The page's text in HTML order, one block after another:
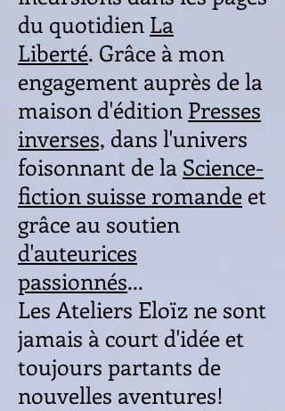
du quotidien La
Liberté. Grâce à mon
engagement auprès de la
maison d'édition Presses
inverses, dans l'univers
foisonnant de la Science-
fiction suisse romande et
grâce au soutien
d'auteurices
passionnés...
Les Ateliers Eloïz ne sont
jamais à court d'idée et
toujours partants de
nouvelles aventures!